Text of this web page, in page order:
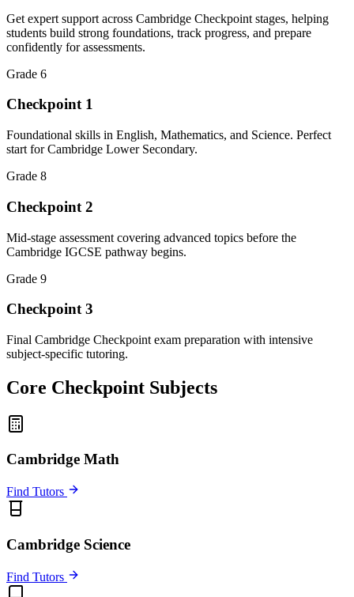
Get expert support across Cambridge Checkpoint stages, helping
students build strong foundations, track progress, and prepare
confidently for assessments.
Grade 6
Checkpoint 1
Foundational skills in English, Mathematics, and Science. Perfect
start for Cambridge Lower Secondary.
Grade 8
Checkpoint 2
Mid-stage assessment covering advanced topics before the
Cambridge IGCSE pathway begins.
Grade 9
Checkpoint 3
Final Cambridge Checkpoint exam preparation with intensive
subject-specific tutoring.
Core Checkpoint Subjects
Cambridge Math
Find Tutors
Cambridge Science
Find Tutors